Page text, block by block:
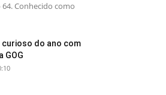
Conhecido como
curioso do ano com
GOG